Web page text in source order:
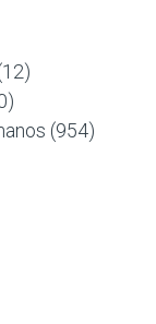
(954)